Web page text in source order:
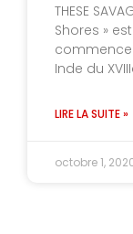
THESE
Shores »
Inde du
LIRE LA SUITE »
octobre 1,